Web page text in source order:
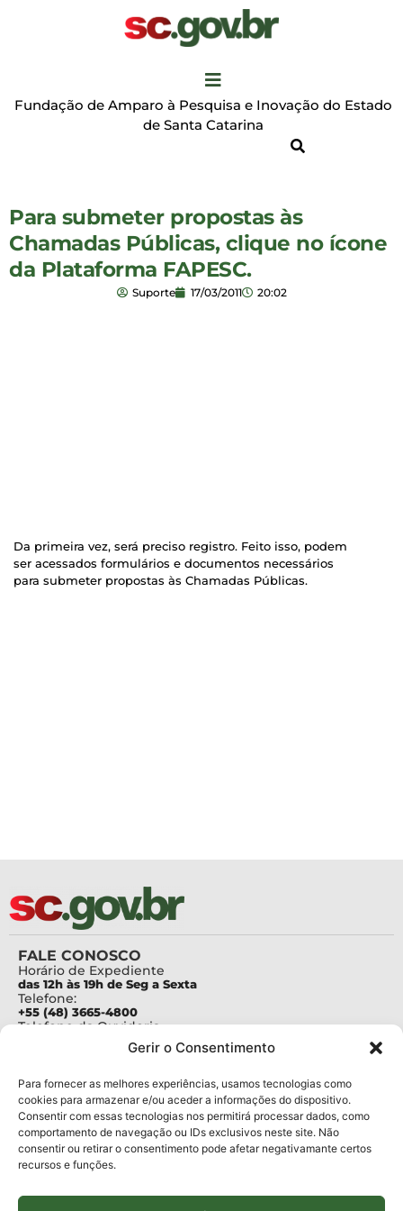
Gerir o Consentimento
Para fornecer as melhores experiências, usamos tecnologias como
cookies para armazenar e/ou aceder a informações do dispositivo.
Consentir com essas tecnologias nos permitirá processar dados, como
comportamento de navegação ou IDs exclusivos neste site. Não
consentir ou retirar o consentimento pode afetar negativamante certos
recursos e funções.
Fundação de Amparo à Pesquisa e Inovação do Estado
de Santa Catarina
Para submeter propostas às
Chamadas Públicas, clique no ícone
da Plataforma FAPESC.
Suporte 17/03/2011 20:02
Da primeira vez, será preciso registro. Feito isso, podem
ser acessados formulários e documentos necessários
para submeter propostas às Chamadas Públicas.
FALE CONOSCO
Horário de Expediente
das 12h às 19h de Seg a Sexta
Telefone:
+55 (48) 3665-4800
Telefone da Ouvidoria
Para assuntos relacionados à Pesquisa
pesquisa@fapesc.sc.gov.br
Para assuntos relacionados à Inovação
inovacao@fapesc.sc.gov.br
Para assuntos relacionados à Bolsas
bolsas@fapesc.sc.gov.br
Para assuntos relacionados à Prestação de Contas
Para assuntos relacionados à Plataforma